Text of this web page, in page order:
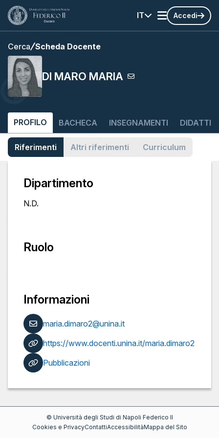
IT Accedi
Cerca Scheda Docente
DI MARO MARIA
PROFILO BACHECA INSEGNAMENTI
Riferimenti Altri riferimenti Curriculum
Dipartimento
N.D.
Ruolo
Informazioni
maria.dimaro2@unina.it
https://www.docenti.unina.it/maria.dimaro2
Pubblicazioni
© Università degli Studi di Napoli Federico II
Cookies e PrivacyContattiAccessibilitàMappa del Sito